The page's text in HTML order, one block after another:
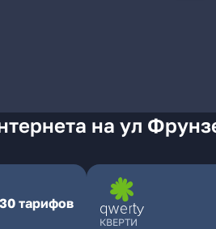
на ул
30 тарифов
КВЕРТИ